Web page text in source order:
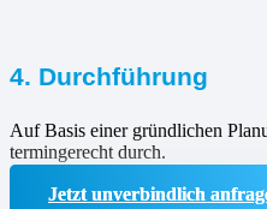
4. Durchführung
Auf Basis einer gründlichen
termingerecht durch.
Jetzt unverbindlich